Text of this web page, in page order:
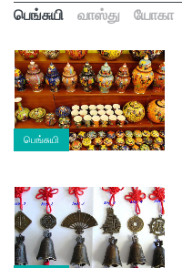
பெங்சுயி வாஸ்து யோகா
பெங்சுயி